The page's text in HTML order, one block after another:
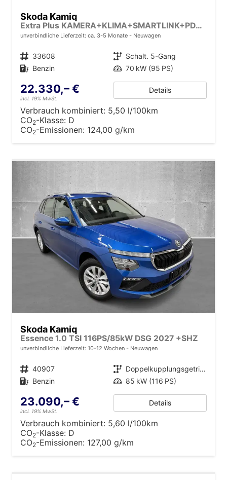
Skoda Kamiq
Extra Plus KAMERA+KLIMA+SMARTLINK+PDC+LED+TEMPOMAT
unverbindliche Lieferzeit: ca. 3-5 Monate Neuwagen
Fahrzeugnr. 33608 Getriebe Schalt. 5-Gang
Kraftstoff Benzin Leistung 70 kW (95 PS)
22.330,– €
incl. 19% MwSt.
Details
Verbrauch kombiniert: 5,50 l/100km
CO2-Klasse: D
CO2-Emissionen: 124,00 g/km
Skoda Kamiq
Essence 1.0 TSI 116PS/85kW DSG 2027 +SHZ
unverbindliche Lieferzeit: 10-12 Wochen Neuwagen
Fahrzeugnr. 40907 Getriebe
Doppelkupplungsgetriebe (DSG)
Kraftstoff Benzin Leistung 85 kW (116 PS)
23.090,– €
incl. 19% MwSt.
Details
Verbrauch kombiniert: 5,60 l/100km
CO2-Klasse: D
CO2-Emissionen: 127,00 g/km